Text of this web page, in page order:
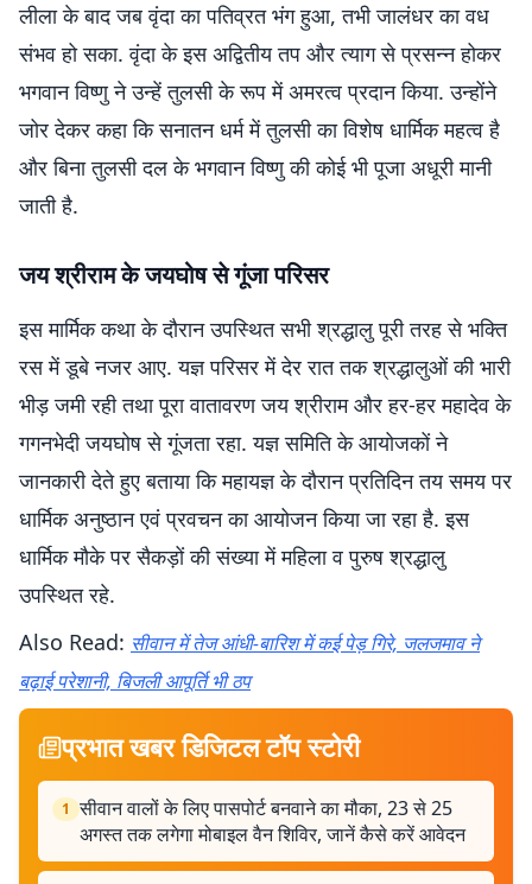
लीला के बाद जब वृंदा का पतिव्रत भंग हुआ, तभी जालंधर का वध
संभव हो सका. वृंदा के इस अद्वितीय तप और त्याग से प्रसन्न होकर
भगवान विष्णु ने उन्हें तुलसी के रूप में अमरत्व प्रदान किया. उन्होंने
जोर देकर कहा कि सनातन धर्म में तुलसी का विशेष धार्मिक महत्व है
और बिना तुलसी दल के भगवान विष्णु की कोई भी पूजा अधूरी मानी
जाती है.
जय श्रीराम के जयघोष से गूंजा परिसर
इस मार्मिक कथा के दौरान उपस्थित सभी श्रद्धालु पूरी तरह से भक्ति
रस में डूबे नजर आए. यज्ञ परिसर में देर रात तक श्रद्धालुओं की भारी
भीड़ जमी रही तथा पूरा वातावरण जय श्रीराम और हर-हर महादेव के
गगनभेदी जयघोष से गूंजता रहा. यज्ञ समिति के आयोजकों ने
जानकारी देते हुए बताया कि महायज्ञ के दौरान प्रतिदिन तय समय पर
धार्मिक अनुष्ठान एवं प्रवचन का आयोजन किया जा रहा है. इस
धार्मिक मौके पर सैकड़ों की संख्या में महिला व पुरुष श्रद्धालु
उपस्थित रहे.
Also Read: सीवान में तेज आंधी-बारिश में कई पेड़ गिरे, जलजमाव ने
बढ़ाई परेशानी, बिजली आपूर्ति भी ठप
प्रभात खबर डिजिटल टॉप स्टोरी
1 सीवान वालों के लिए पासपोर्ट बनवाने का मौका, 23 से 25
अगस्त तक लगेगा मोबाइल वैन शिविर, जानें कैसे करें आवेदन